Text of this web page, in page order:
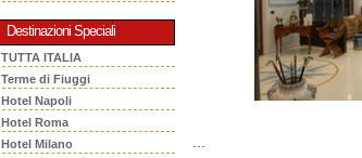
Destinazioni Speciali
TUTTA ITALIA
Terme di Fiuggi
Hotel Napoli
Hotel Roma
Hotel Milano